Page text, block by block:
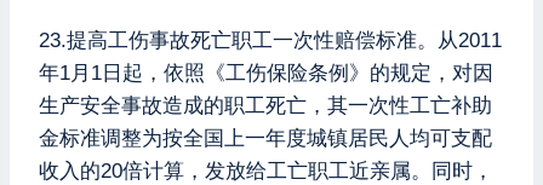
23.提高工伤事故死亡职工一次性赔偿标准。从2011
年1月1日起，依照《工伤保险条例》的规定，对因
生产安全事故造成的职工死亡，其一次性工亡补助
金标准调整为按全国上一年度城镇居民人均可支配
收入的20倍计算，发放给工亡职工近亲属。同时，